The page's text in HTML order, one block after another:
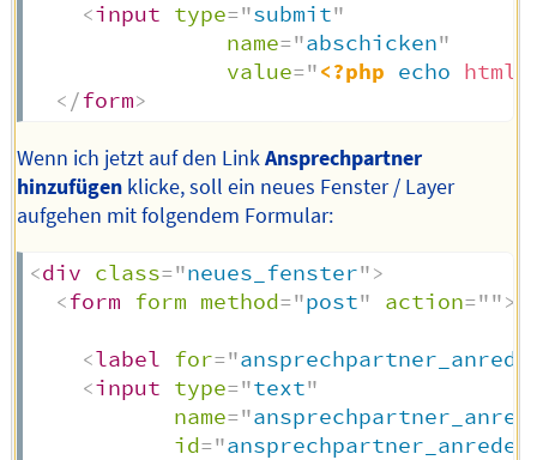
<input type="submit"
name="abschicken"
value="<?php echo
</form>
Wenn ich jetzt auf den LinkAnsprechpartner
hinzufügen klicke, soll ein neues Fenster / Layer
aufgehen mit folgendem Formular:
<div class="neues_fenster">
<form form method="post" action="">
<label for="ansprechpartner_anrede
<input type="text"
name="
id="ansprechpartner_anrede